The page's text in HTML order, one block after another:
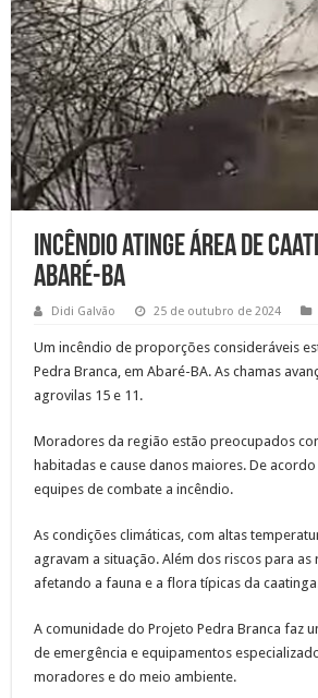
Incêndio atinge área de
Abaré-BA
Didi Galvão 25 de outubro de 2024
Um incêndio de proporções consideráveis
Pedra Branca, em Abaré-BA. As chamas
agrovilas 15 e 11.
Moradores da região estão preocupados
habitadas e cause danos maiores. De
equipes de combate a incêndio.
As condições climáticas, com altas
agravam a situação. Além dos riscos para
afetando a fauna e a flora típicas da
A comunidade do Projeto Pedra Branca faz
de emergência e equipamentos
moradores e do meio ambiente.